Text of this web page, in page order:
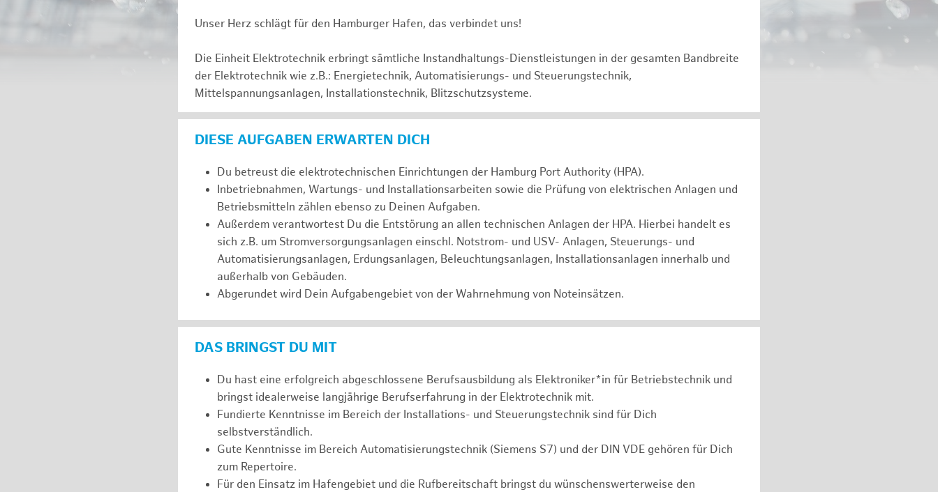
Unser Herz schlägt für den Hamburger Hafen, das verbindet uns!
Die Einheit Elektrotechnik erbringt sämtliche Instandhaltungs-Dienstleistungen in der gesamten Bandbreite
der Elektrotechnik wie z.B.: Energietechnik, Automatisierungs- und Steuerungstechnik,
Mittelspannungsanlagen, Installationstechnik, Blitzschutzsysteme.
DIESE AUFGABEN ERWARTEN DICH
Du betreust die elektrotechnischen Einrichtungen der Hamburg Port Authority (HPA).
Inbetriebnahmen, Wartungs- und Installationsarbeiten sowie die Prüfung von elektrischen Anlagen und
Betriebsmitteln zählen ebenso zu Deinen Aufgaben.
Außerdem verantwortest Du die Entstörung an allen technischen Anlagen der HPA. Hierbei handelt es
sich z.B. um Stromversorgungsanlagen einschl. Notstrom- und USV- Anlagen, Steuerungs- und
Automatisierungsanlagen, Erdungsanlagen, Beleuchtungsanlagen, Installationsanlagen innerhalb und
außerhalb von Gebäuden.
Abgerundet wird Dein Aufgabengebiet von der Wahrnehmung von Noteinsätzen.
DAS BRINGST DU MIT
Du hast eine erfolgreich abgeschlossene Berufsausbildung als Elektroniker*in für Betriebstechnik und
bringst idealerweise langjährige Berufserfahrung in der Elektrotechnik mit.
Fundierte Kenntnisse im Bereich der Installations- und Steuerungstechnik sind für Dich
selbstverständlich.
Gute Kenntnisse im Bereich Automatisierungstechnik (Siemens S7) und der DIN VDE gehören für Dich
zum Repertoire.
Für den Einsatz im Hafengebiet und die Rufbereitschaft bringst du wünschenswerterweise den